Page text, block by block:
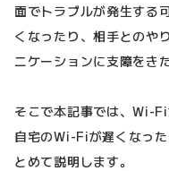
面でトラブルが発生する
くなったり、相手とのや
ニケーションに支障をき
そこで本記事では、Wi-Fi
自宅のWi-Fiが遅くなっ
とめて説明します。